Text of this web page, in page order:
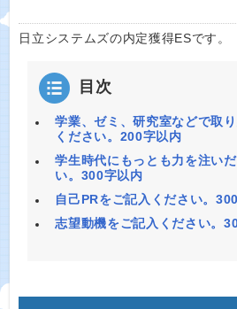
日立システムズの内定獲得ESです。
目次
学業、ゼミ、研究室などで取
ください。200字以内
学生時代にもっとも力を注い
い。300字以内
自己PRをご記入ください。
志望動機をご記入ください。